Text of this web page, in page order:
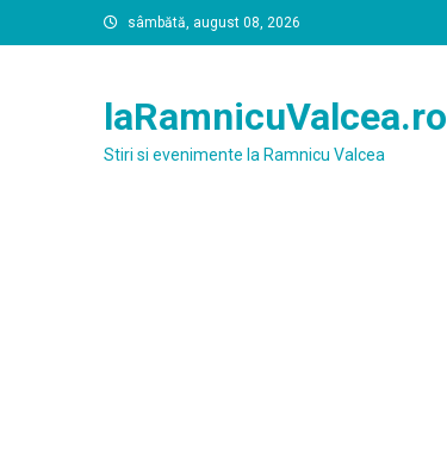
to
sâmbătă, august 08, 2026
laRamnicuValcea.ro
Stiri si evenimente la Ramnicu Valcea